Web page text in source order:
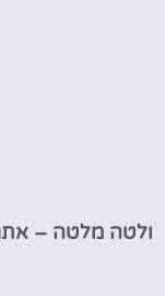
ולטה מלטה –